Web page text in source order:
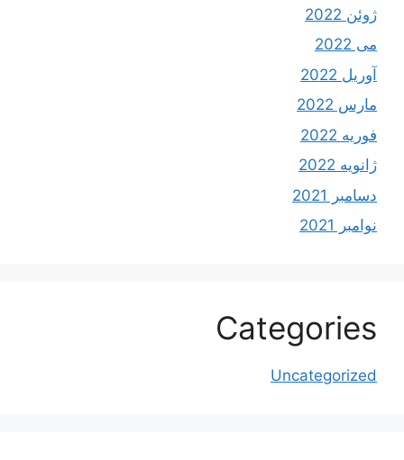
ژوئن 2022
می 2022
آوریل 2022
مارس 2022
فوریه 2022
ژانویه 2022
دسامبر 2021
نوامبر 2021
Categories
Uncategorized